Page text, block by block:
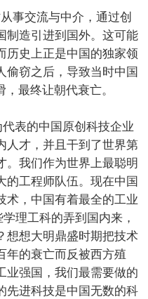
事交流与中介，通过创
制造引进到国外。这可能
历史上正是中国的独家领
偷窃之后，导致当时中国
最终让朝代衰亡。
代表的中国原创科技企业
人才，并且干到了世界第
。我们作为世界上最聪明
的工程师队伍。现在中国
术，中国有着最全的工业
理工科的弄到国内来，
想想大明鼎盛时期把技术
年的衰亡而反被西方殖
业强国，我们最需要做的
先进科技是中国无数的科